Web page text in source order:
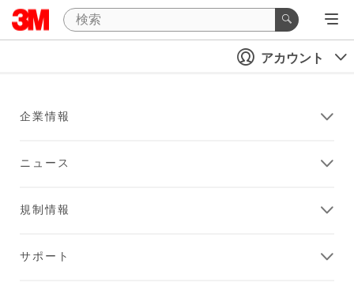
アカウント
企業情報
ニュース
規制情報
サポート